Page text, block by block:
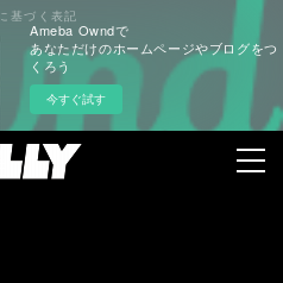
Ameba Owndで
あなただけのホームページやブログをつ
くろう
今すぐ試す
基づく表記